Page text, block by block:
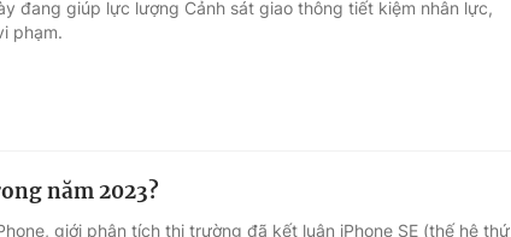
đang giúp lực lượng Cảnh sát giao thông tiết kiệm nhân lực,
phạm.
năm 2023?
giới phân tích thị trường đã kết luận iPhone SE (thế hệ thứ